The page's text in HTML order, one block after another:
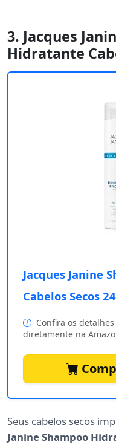
3. Jacques
Hidratante
Jacques Janine
Cabelos Secos
Confira os
diretamente na
Seus cabelos secos
Janine Shampoo